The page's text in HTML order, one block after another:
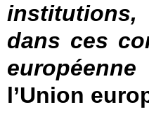
dans ces
européenne
l’Union